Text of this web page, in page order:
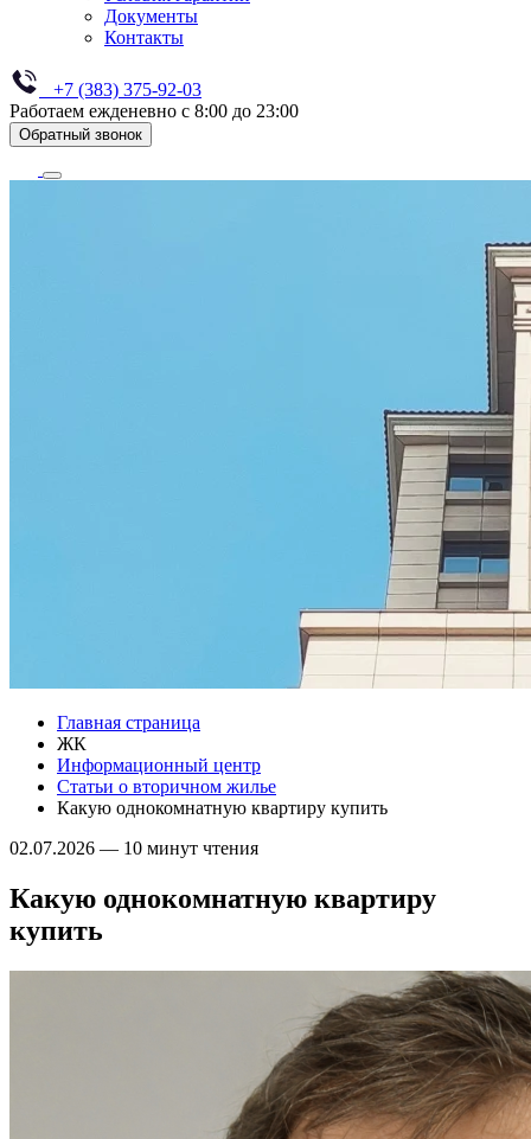
Документы
Контакты
+7 (383) 375-92-03
Работаем ежденевно с 8:00 до 23:00
Обратный звонок
Главная страница
ЖК
Информационный центр
Статьи о вторичном жилье
Какую однокомнатную квартиру купить
02.07.2026 — 10 минут чтения
Какую однокомнатную квартиру
купить